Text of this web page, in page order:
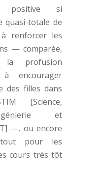
positive si
quasi-totale de
renforcer les
— comparée,
profusion
à encourager
des filles dans
[Science,
et
—, ou encore
pour les
cours très tôt